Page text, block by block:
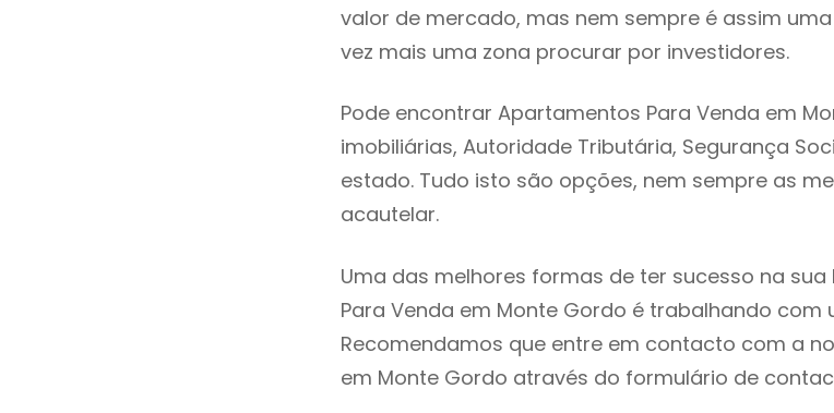
valor de mercado, mas nem sempre é assim
vez mais uma zona procurar por investidores.
Pode encontrar Apartamentos Para Venda em
imobiliárias, Autoridade Tributária, Segurança
estado. Tudo isto são opções, nem sempre as
acautelar.
Uma das melhores formas de ter sucesso na
Para Venda em Monte Gordo é trabalhando com
Recomendamos que entre em contacto com a
em Monte Gordo através do formulário de